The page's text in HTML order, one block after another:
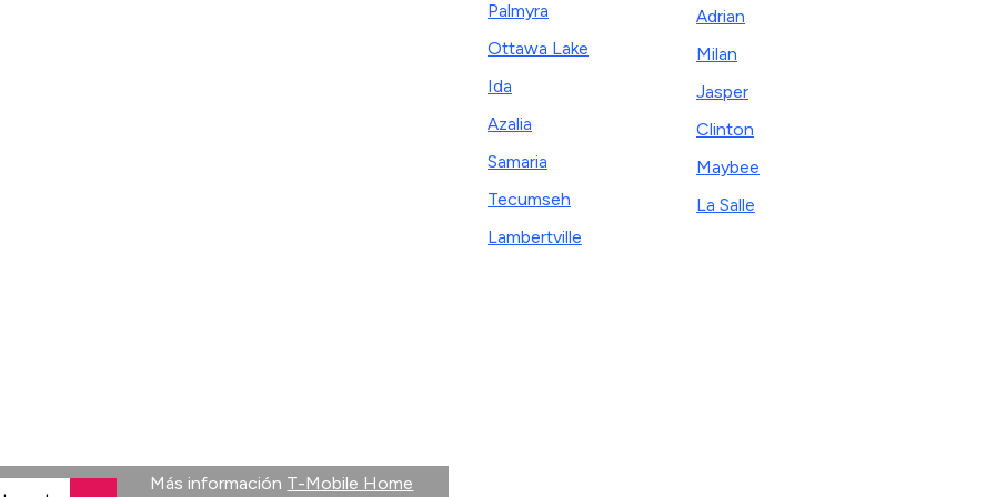
Más información T-Mobile Home
Palmyra
Ottawa Lake
Ida
Azalia
Samaria
Tecumseh
Lambertville
Adrian
Milan
Jasper
Clinton
Maybee
La Salle